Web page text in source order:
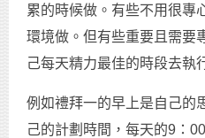
累的時候做。有些不用很專
環境做。但有些重要且需要
己每天精力最佳的時段去執
例如禮拜一的早上是自己的
己的計劃時間，每天的9：